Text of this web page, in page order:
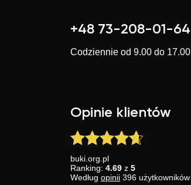
+48 73-208-01-64
Codziennie od 9.00 do 17.00
Opinie klientów
buki.org.pl
Ranking: 4.69 z 5
Według opinii 396 użytkowników